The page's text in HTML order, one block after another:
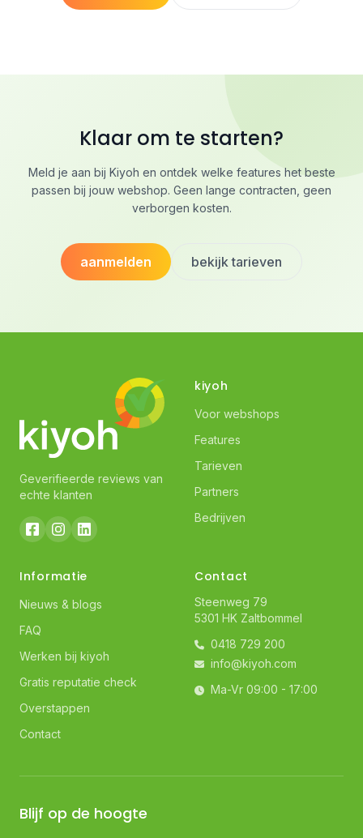
Klaar om te starten?
Meld je aan bij Kiyoh en ontdek welke features het beste
passen bij jouw webshop. Geen lange contracten, geen
verborgen kosten.
aanmelden bekijk tarieven
Geverifieerde reviews van
echte klanten
kiyoh
Voor webshops
Features
Tarieven
Partners
Bedrijven
Informatie
Nieuws & blogs
FAQ
Werken bij kiyoh
Gratis reputatie check
Overstappen
Contact
Contact
Steenweg 79
5301 HK Zaltbommel
0418 729 200
info@kiyoh.com
Ma-Vr 09:00 - 17:00
Blijf op de hoogte